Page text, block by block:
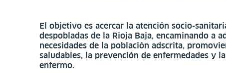
El objetivo es acercar la atención socio-
despobladas de la Rioja Baja, encaminando a
necesidades de la población adscrita,
saludables, la prevención de enfermedades y
enfermo.